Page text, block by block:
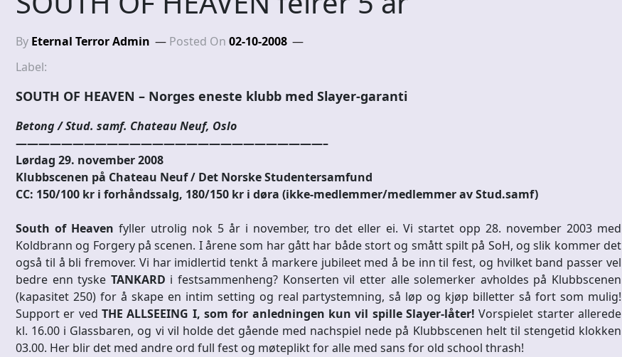
By Eternal Terror Admin Posted On 02-10-2008
Label:
SOUTH OF HEAVEN – Norges eneste klubb med Slayer-garanti
Betong / Stud. samf. Chateau Neuf, Oslo
———————————————————————————–
Lørdag 29. november 2008
Klubbscenen på Chateau Neuf / Det Norske Studentersamfund
CC: 150/100 kr i forhåndssalg, 180/150 kr i døra (ikke-medlemmer/medlemmer av Stud.samf)
South of Heaven fyller utrolig nok 5 år i november, tro det eller ei. Vi startet opp 28. november 2003 med
Koldbrann og Forgery på scenen. I årene som har gått har både stort og smått spilt på SoH, og slik kommer det
også til å bli fremover. Vi har imidlertid tenkt å markere jubileet med å be inn til fest, og hvilket band passer vel
bedre enn tyske TANKARD i festsammenheng? Konserten vil etter alle solemerker avholdes på Klubbscenen
(kapasitet 250) for å skape en intim setting og real partystemning, så løp og kjøp billetter så fort som mulig!
Support er ved THE ALLSEEING I, som for anledningen kun vil spille Slayer-låter! Vorspielet starter allerede
kl. 16.00 i Glassbaren, og vi vil holde det gående med nachspiel nede på Klubbscenen helt til stengetid klokken
03.00. Her blir det med andre ord full fest og møteplikt for alle med sans for old school thrash!